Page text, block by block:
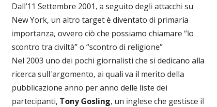
Dall’11 Settembre 2001, a seguito degli attacchi su
New York, un altro target è diventato di primaria
importanza, ovvero ciò che possiamo chiamare “lo
scontro tra civiltà” o “scontro di religione”
Nel 2003 uno dei pochi giornalisti che si dedicano alla
ricerca sull'argomento, ai quali va il merito della
pubblicazione anno per anno delle liste dei
partecipanti, Tony Gosling, un inglese che gestisce il